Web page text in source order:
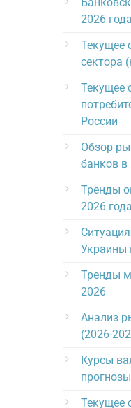
2026
Текущее
сектора
Текущее
России
Обзор
банков в
Тренды
2026
Украины
Тренды
2026
Анализ
(2026-
Курсы
Текущее